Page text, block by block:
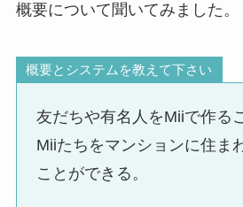
概要について聞いてみました。
概要とシステムを教えて下さい
友だちや有名人をMiiで作る
Miiたちをマンションに住ま
ことができる。